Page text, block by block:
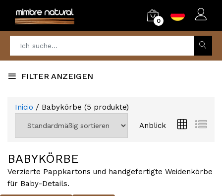
0
FILTER ANZEIGEN
Inicio / Babykörbe (5 produkte)
Anblick
BABYKÖRBE
Verzierte Pappkartons und handgefertigte Weidenkörbe
für Baby-Details.